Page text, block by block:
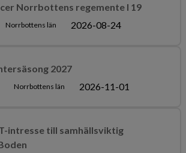
Norrbottens regemente I 19
Norrbottens län 2026-08-24
2027
Norrbottens län 2026-11-01
intresse till samhällsviktig